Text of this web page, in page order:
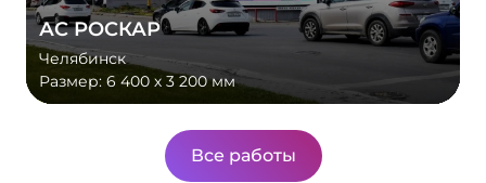
АС РОСКАР
Челябинск
Размер: 6 400 х 3 200 мм
Все работы